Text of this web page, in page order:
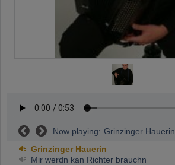
Now playing: Grinzinger Hauerin
Grinzinger Hauerin
Mir werdn kan Richter brauchn